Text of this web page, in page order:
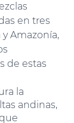
en tres
y Amazonía,
de estas
la
andinas,